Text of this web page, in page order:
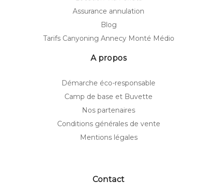
Assurance annulation
Blog
Tarifs Canyoning Annecy Monté Médio
A propos
Démarche éco-responsable
Camp de base et Buvette
Nos partenaires
Conditions générales de vente
Mentions légales
Contact